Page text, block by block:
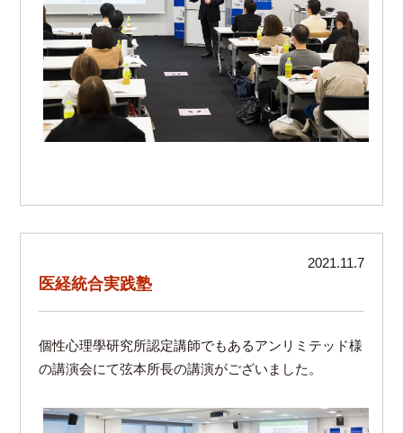
2021.11.7
医経統合実践塾
個性心理學研究所認定講師でもあるアンリミテッド様
の講演会にて弦本所長の講演がございました。